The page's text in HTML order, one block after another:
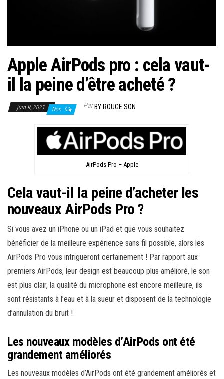
Apple AirPods pro : cela vaut-
il la peine d’être acheté ?
juin 9, 2021 Non ParBY ROUGE SON
AirPods Pro – Apple
Cela vaut-il la peine d’acheter les
nouveaux AirPods Pro ?
Si vous avez un iPhone ou un iPad et que vous souhaitez
bénéficier de la meilleure expérience sans fil possible, alors les
AirPods Pro vous intrigueront certainement ! Par rapport aux
premiers AirPods, leur design est beaucoup plus amélioré, le son
est plus clair, la qualité du microphone est encore meilleure, ils
sont résistants à l’eau et à la sueur et disposent de la technologie
d’annulation du bruit !
Les nouveaux modèles d’AirPods ont été
grandement améliorés
Les nouveaux modèles d’AirPods ont été grandement améliorés et